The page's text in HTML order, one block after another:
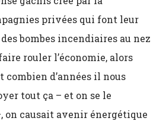
privées qui font leur
bombes incendiaires au nez
rouler l’économie, alors
combien d’années il nous
tout ça – et on se le
on causait avenir énergétique